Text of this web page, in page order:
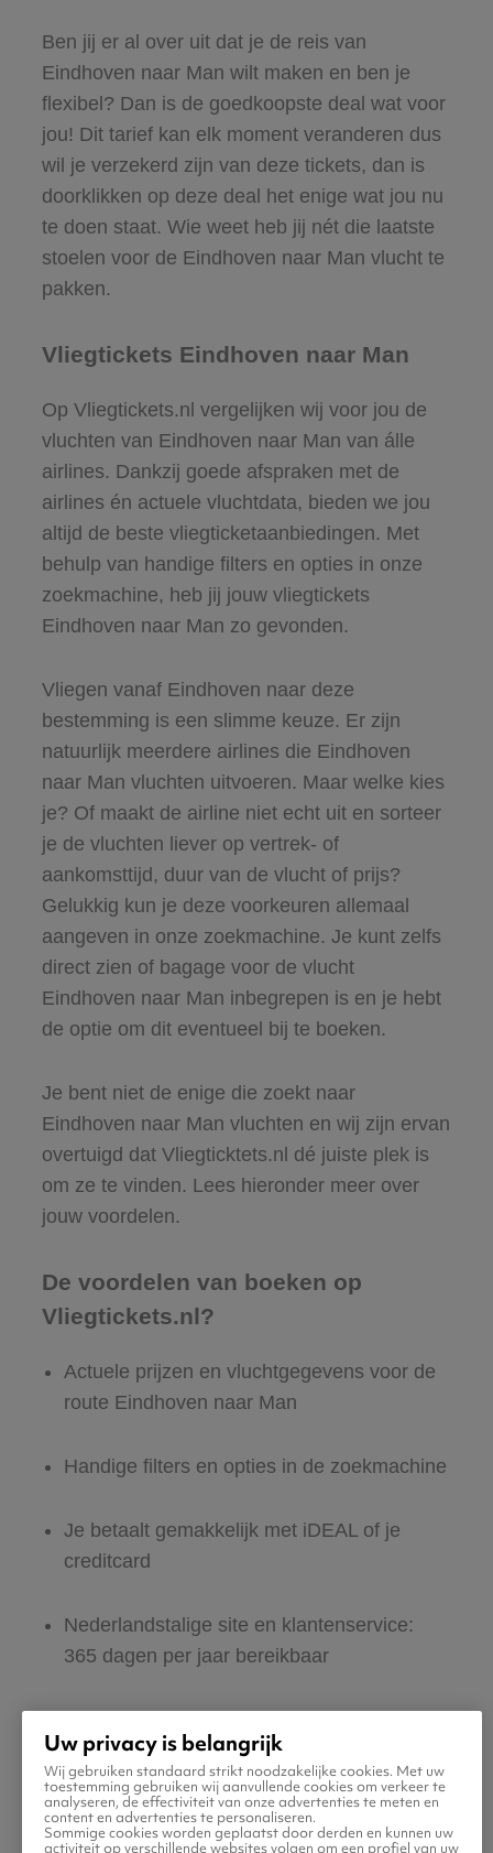
Ben jij er al over uit dat je de reis van
Eindhoven naar Man wilt maken en ben je
flexibel? Dan is de goedkoopste deal wat voor
jou! Dit tarief kan elk moment veranderen dus
wil je verzekerd zijn van deze tickets, dan is
doorklikken op deze deal het enige wat jou nu
te doen staat. Wie weet heb jij nét die laatste
stoelen voor de Eindhoven naar Man vlucht te
pakken.
Vliegtickets Eindhoven naar Man
Op Vliegtickets.nl vergelijken wij voor jou de
vluchten van Eindhoven naar Man van álle
airlines. Dankzij goede afspraken met de
airlines én actuele vluchtdata, bieden we jou
altijd de beste vliegticketaanbiedingen. Met
behulp van handige filters en opties in onze
zoekmachine, heb jij jouw vliegtickets
Eindhoven naar Man zo gevonden.
Vliegen vanaf Eindhoven naar deze
bestemming is een slimme keuze. Er zijn
natuurlijk meerdere airlines die Eindhoven
naar Man vluchten uitvoeren. Maar welke kies
je? Of maakt de airline niet echt uit en sorteer
je de vluchten liever op vertrek- of
aankomsttijd, duur van de vlucht of prijs?
Gelukkig kun je deze voorkeuren allemaal
aangeven in onze zoekmachine. Je kunt zelfs
direct zien of bagage voor de vlucht
Eindhoven naar Man inbegrepen is en je hebt
de optie om dit eventueel bij te boeken.
Je bent niet de enige die zoekt naar
Eindhoven naar Man vluchten en wij zijn ervan
overtuigd dat Vliegticktets.nl dé juiste plek is
om ze te vinden. Lees hieronder meer over
jouw voordelen.
De voordelen van boeken op
Vliegtickets.nl?
Actuele prijzen en vluchtgegevens voor de
route Eindhoven naar Man
Handige filters en opties in de zoekmachine
Je betaalt gemakkelijk met iDEAL of je
creditcard
Nederlandstalige site en klantenservice:
365 dagen per jaar bereikbaar
Boek ook direct een hotel of huurauto voor
in Man
Uw privacy is belangrijk
Wij gebruiken standaard strikt noodzakelijke cookies. Met uw
toestemming gebruiken wij aanvullende cookies om verkeer te
analyseren, de effectiviteit van onze advertenties te meten en
content en advertenties te personaliseren.
Sommige cookies worden geplaatst door derden en kunnen uw
activiteit op verschillende websites volgen om een profiel van uw